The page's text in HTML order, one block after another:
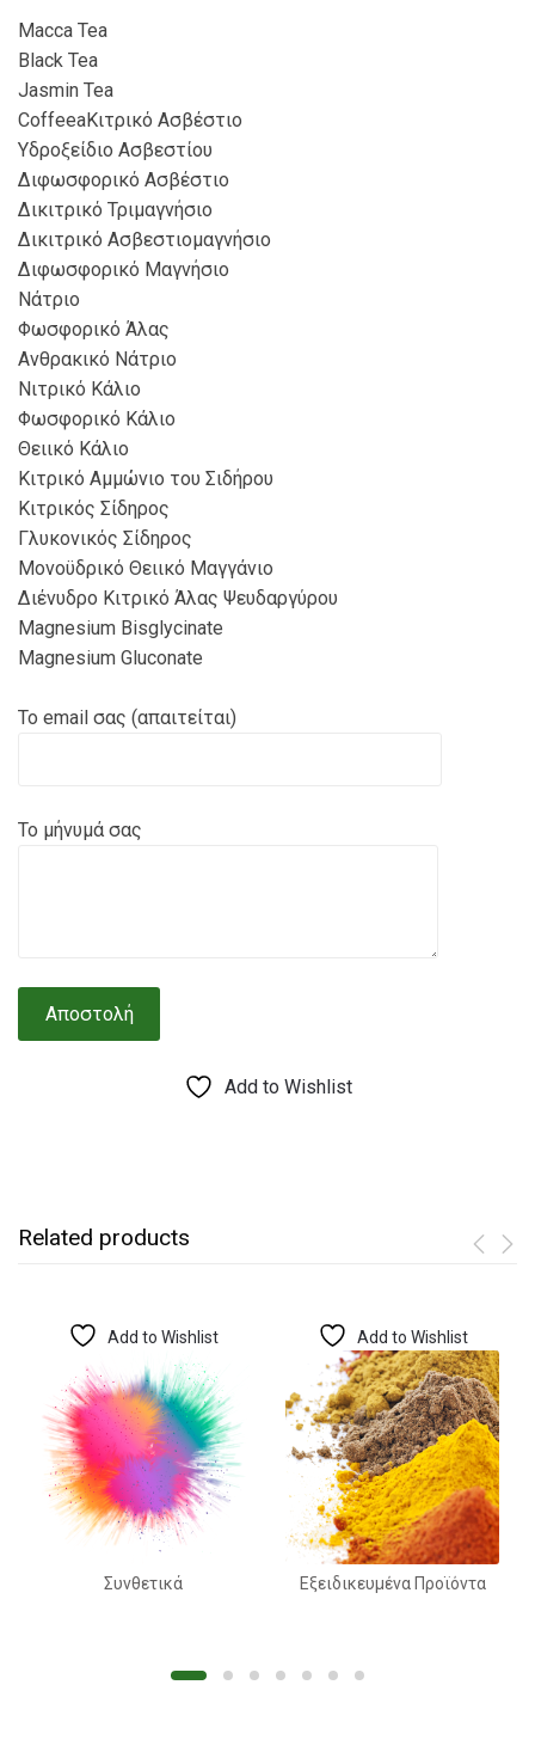
Macca Tea
Black Tea
Jasmin Tea
CoffeeaΚιτρικό Ασβέστιο
Υδροξείδιο Ασβεστίου
Διφωσφορικό Ασβέστιο
Δικιτρικό Τριμαγνήσιο
Δικιτρικό Ασβεστιομαγνήσιο
Διφωσφορικό Μαγνήσιο
Νάτριο
Φωσφορικό Άλας
Ανθρακικό Νάτριο
Νιτρικό Κάλιο
Φωσφορικό Κάλιο
Θειικό Κάλιο
Κιτρικό Αμμώνιο του Σιδήρου
Κιτρικός Σίδηρος
Γλυκονικός Σίδηρος
Μονοϋδρικό Θειικό Μαγγάνιο
Διένυδρο Κιτρικό Άλας Ψευδαργύρου
Magnesium Bisglycinate
Magnesium Gluconate
Το email σας (απαιτείται)
Το μήνυμά σας
Add to Wishlist
Related products
Add to Wishlist
Συνθετικά
Add to Wishlist
Εξειδικευμένα Προϊόντα